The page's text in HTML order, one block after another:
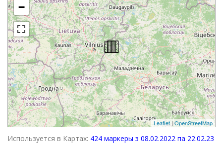
−
Leaflet | OpenStreetMap
Используется в Картах: 424 маркеры з 08.02.2022 па 22.02.23